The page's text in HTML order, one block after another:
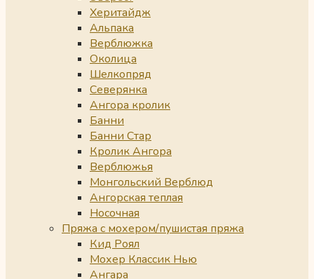
Херитайдж
Альпака
Верблюжка
Околица
Шелкопряд
Северянка
Ангора кролик
Банни
Банни Стар
Кролик Ангора
Верблюжья
Монгольский Верблюд
Ангорская теплая
Носочная
Пряжа с мохером/пушистая пряжа
Кид Роял
Мохер Классик Нью
Ангара